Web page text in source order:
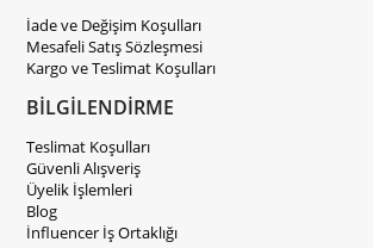
İade ve Değişim Koşulları
Mesafeli Satış Sözleşmesi
Kargo ve Teslimat Koşulları
BİLGİLENDİRME
Teslimat Koşulları
Güvenli Alışveriş
Üyelik İşlemleri
Blog
İnfluencer İş Ortaklığı